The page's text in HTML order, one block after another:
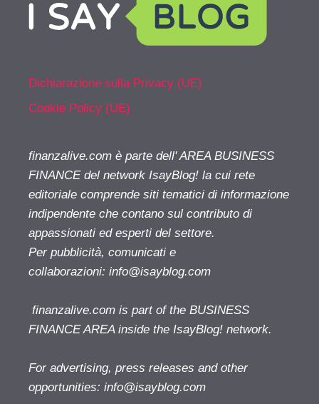
Dichiarazione sulla Privacy (UE)
Cookie Policy (UE)
finanzalive.com è parte dell' AREA BUSINESS
FINANCE del network IsayBlog! la cui rete
editoriale comprende siti tematici di informazione
indipendente che contano sul contributo di
appassionati ed esperti del settore.
Per pubblicità, comunicati e
collaborazioni: info@isayblog.com
finanzalive.com is part of the BUSINESS
FINANCE AREA inside the IsayBlog! network.
For advertising, press releases and other
opportunities: info@isayblog.com